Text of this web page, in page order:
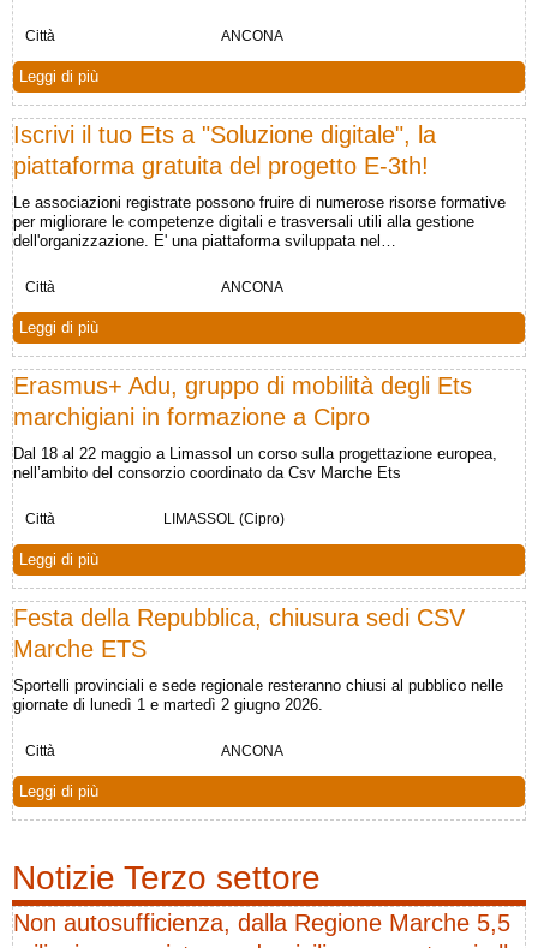
Città ANCONA
Leggi di più
Iscrivi il tuo Ets a "Soluzione digitale", la
piattaforma gratuita del progetto E-3th!
Le associazioni registrate possono fruire di numerose risorse formative
per migliorare le competenze digitali e trasversali utili alla gestione
dell'organizzazione. E' una piattaforma sviluppata nel…
Città ANCONA
Leggi di più
Erasmus+ Adu, gruppo di mobilità degli Ets
marchigiani in formazione a Cipro
Dal 18 al 22 maggio a Limassol un corso sulla progettazione europea,
nell’ambito del consorzio coordinato da Csv Marche Ets
Città LIMASSOL (Cipro)
Leggi di più
Festa della Repubblica, chiusura sedi CSV
Marche ETS
Sportelli provinciali e sede regionale resteranno chiusi al pubblico nelle
giornate di lunedì 1 e martedì 2 giugno 2026.
Città ANCONA
Leggi di più
Notizie Terzo settore
Non autosufficienza, dalla Regione Marche 5,5